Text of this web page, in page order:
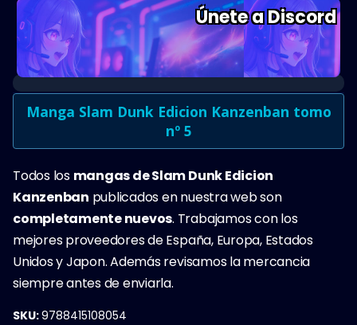
Únete a Discord
Manga Slam Dunk Edicion Kanzenban tomo
nº 5
Todos los mangas de Slam Dunk Edicion
Kanzenban publicados en nuestra web son
completamente nuevos. Trabajamos con los
mejores proveedores de España, Europa, Estados
Unidos y Japon. Además revisamos la mercancia
siempre antes de enviarla.
SKU:9788415108054